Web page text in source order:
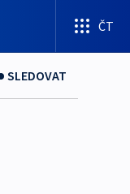
ČT
SLEDOVAT